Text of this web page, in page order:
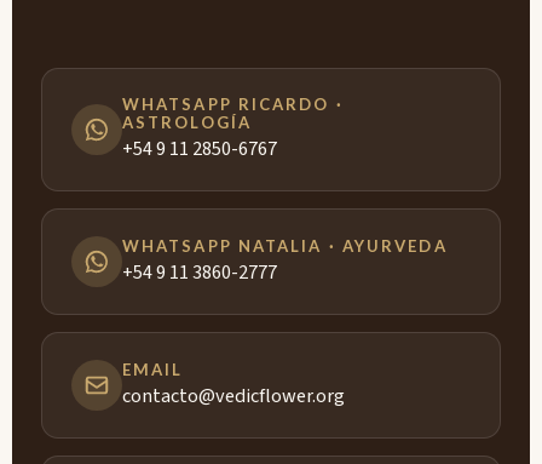
WHATSAPP RICARDO ·
ASTROLOGÍA
+54 9 11 2850-6767
WHATSAPP NATALIA · AYURVEDA
+54 9 11 3860-2777
EMAIL
contacto@vedicflower.org